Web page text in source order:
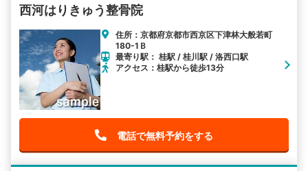
西河はりきゅう整骨院
住所：京都府京都市西京区下津林大般若町
180-1Ｂ
最寄り駅： 桂駅 / 桂川駅 / 洛西口駅
アクセス：桂駅から徒歩13分
電話で無料予約をする